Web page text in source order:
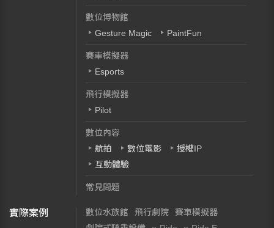
數位博物館
Gesture Magic
PaintFun
賽車模擬器
Esports
飛行模擬器
Pilot
數位內容
航拍
數位電影
授權IP
互動體驗
常見問題
實際案例 數位水族館 飛行劇院
賽車模擬器